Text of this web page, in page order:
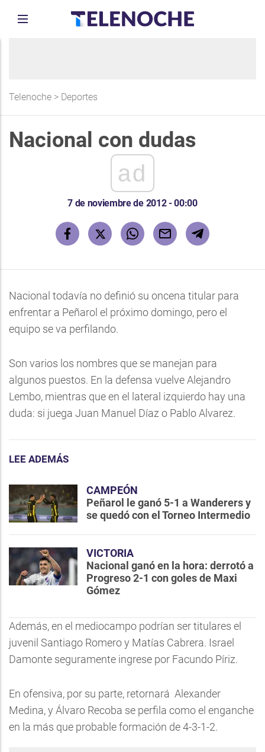
Telenoche > Deportes
Nacional con dudas
ad
7 de noviembre de 2012 - 00:00
Nacional todavía no definió su oncena titular para
enfrentar a Peñarol el próximo domingo, pero el
equipo se va perfilando.
Son varios los nombres que se manejan para
algunos puestos. En la defensa vuelve Alejandro
Lembo, mientras que en el lateral izquierdo hay una
duda: si juega Juan Manuel Díaz o Pablo Alvarez.
LEE ADEMÁS
CAMPEÓN
Peñarol le ganó 5-1 a Wanderers y
se quedó con el Torneo Intermedio
VICTORIA
Nacional ganó en la hora: derrotó a
Progreso 2-1 con goles de Maxi
Gómez
Además, en el mediocampo podrían ser titulares el
juvenil Santiago Romero y Matías Cabrera. Israel
Damonte seguramente ingrese por Facundo Píriz.
En ofensiva, por su parte, retornará Alexander
Medina, y Álvaro Recoba se perfila como el enganche
en la más que probable formación de 4-3-1-2.